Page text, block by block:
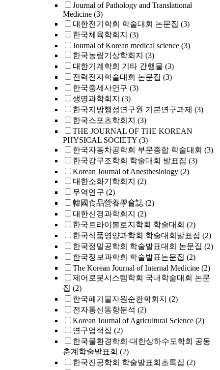
Journal of Pathology and Translational
Medicine (3)
대한전기학회 학술대회 논문집 (3)
한국체육학회지 (3)
Journal of Korean medical science (3)
한국농림기상학회지 (3)
대한기계학회 기타 간행물 (3)
전력전자학술대회 논문집 (3)
한국중세사연구 (3)
생명과학회지 (3)
한국지방행정연구원 기본연구과제 (3)
한국스포츠학회지 (3)
THE JOURNAL OF THE KOREAN
PHYSICAL SOCIETY (3)
한국자동차공학회 부문종합 학술대회 (3)
한국강구조학회 학술대회 발표집 (3)
Korean Journal of Anesthesiology (2)
대한소화기학회지 (2)
무역연구 (2)
韓國食品營養學會誌 (2)
대한신경과학회지 (2)
한국트라이볼로지학회 학술대회 (2)
한국식품영양과학회 학술대회발표집 (2)
한국정밀공학회 학술발표대회 논문집 (2)
한국정보과학회 학술발표논문집 (2)
The Korean Journal of Internal Medicine (2)
제어로봇시스템학회 국내학술대회 논문
집 (2)
한국폐기물자원순환학회지 (2)
전자통신동향분석 (2)
Korean Journal of Agricultural Science (2)
연구업적집 (2)
한국물환경학회·대한상하수도학회 공동
춘계학술발표회 (2)
한국진공학회 학술발표회초록집 (2)